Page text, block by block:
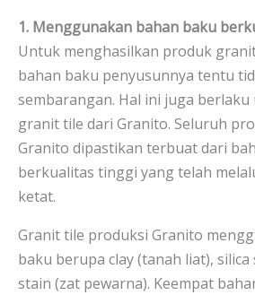
1. Menggunakan bahan baku
Untuk menghasilkan produk
bahan baku penyusunnya tentu
sembarangan. Hal ini juga
granit tile dari Granito. Seluruh
Granito dipastikan terbuat dari
berkualitas tinggi yang telah
ketat.
Granit tile produksi Granito
baku berupa clay (tanah liat),
stain (zat pewarna). Keempat